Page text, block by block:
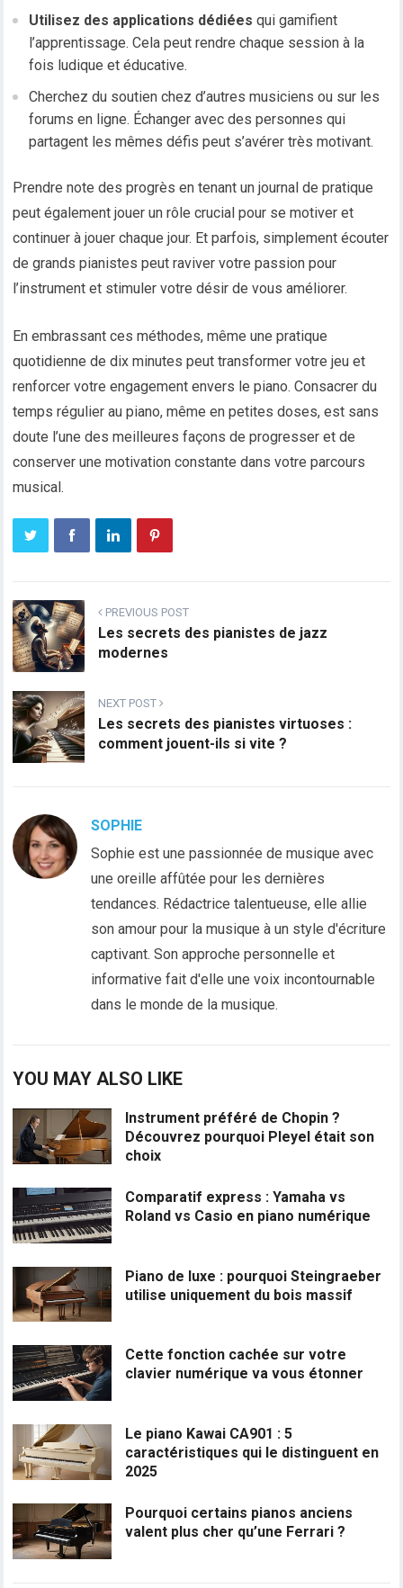
Utilisez des applications dédiées qui gamifient
l’apprentissage. Cela peut rendre chaque session à la
fois ludique et éducative.
Cherchez du soutien chez d’autres musiciens ou sur les
forums en ligne. Échanger avec des personnes qui
partagent les mêmes défis peut s’avérer très motivant.
Prendre note des progrès en tenant un journal de pratique
peut également jouer un rôle crucial pour se motiver et
continuer à jouer chaque jour. Et parfois, simplement écouter
de grands pianistes peut raviver votre passion pour
l’instrument et stimuler votre désir de vous améliorer.
En embrassant ces méthodes, même une pratique
quotidienne de dix minutes peut transformer votre jeu et
renforcer votre engagement envers le piano. Consacrer du
temps régulier au piano, même en petites doses, est sans
doute l’une des meilleures façons de progresser et de
conserver une motivation constante dans votre parcours
musical.
PREVIOUS POST
Les secrets des pianistes de jazz
modernes
NEXT POST
Les secrets des pianistes virtuoses :
comment jouent-ils si vite ?
SOPHIE
Sophie est une passionnée de musique avec
une oreille affûtée pour les dernières
tendances. Rédactrice talentueuse, elle allie
son amour pour la musique à un style d'écriture
captivant. Son approche personnelle et
informative fait d'elle une voix incontournable
dans le monde de la musique.
YOU MAY ALSO LIKE
Instrument préféré de Chopin ?
Découvrez pourquoi Pleyel était son
choix
Comparatif express : Yamaha vs
Roland vs Casio en piano numérique
Piano de luxe : pourquoi Steingraeber
utilise uniquement du bois massif
Cette fonction cachée sur votre
clavier numérique va vous étonner
Le piano Kawai CA901 : 5
caractéristiques qui le distinguent en
2025
Pourquoi certains pianos anciens
valent plus cher qu’une Ferrari ?